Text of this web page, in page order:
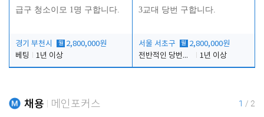
급구 청소이모 1명 구합니다.
경기 부천시 월 2,800,000원
베팅
1년 이상
3교대 당번 구합니다.
서울 서초구 월 2,800,000원
전반적인 당번업무
1년 이상
채용 메인포커스 1 / 2